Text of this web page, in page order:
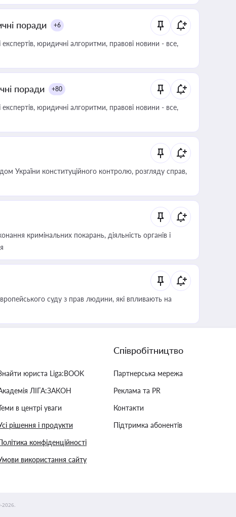
поради +6
юридичні алгоритми, правові новини - все,
поради +80
юридичні алгоритми, правові новини - все,
України конституційного контролю, розгляду справ,
кримінальних покарань, діяльність органів і
суду з прав людини, які впливають на
юриста Liga:BOOK
ЛІГА:ЗАКОН
в центрі уваги
рішення і продукти
конфіденційності
використання сайту
Співробітництво
Партнерська мережа
Реклама та PR
Контакти
Підтримка абонентів
2026.